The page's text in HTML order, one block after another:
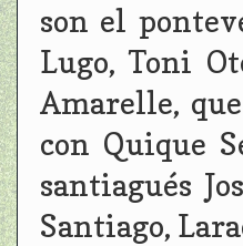
son el
Lugo, Toni
Amarelle,
con Quique
santiagués
Santiago,